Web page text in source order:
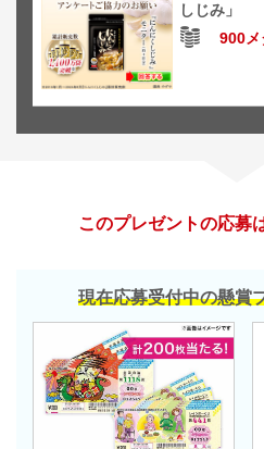
しじみ」
900メ
このプレゼントの応募
現在応募受付中の懸賞